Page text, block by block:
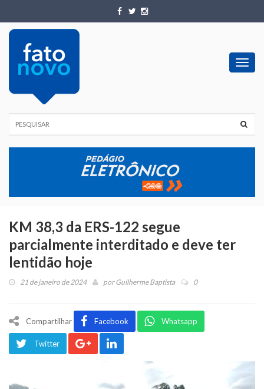
KM 38,3 da ERS-122 segue
parcialmente interditado e deve ter
lentidão hoje
21 de janeiro de 2024 porGuilherme Baptista 0
Compartilhar Facebook Whatsapp
Twitter